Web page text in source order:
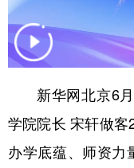
学术中国
城市
彩票
公益 一
文化产业
新华网北京6
学院院长 宋轩做
办学底蕴、师资力